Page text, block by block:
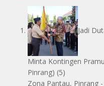
Jadi
Minta Kontingen
Pinrang) (5)
Zona Pantau, Pinrang